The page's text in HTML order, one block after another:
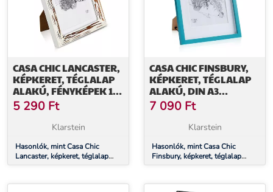
CASA CHIC LANCASTER,
KÉPKERET, TÉGLALAP
ALAKÚ, FÉNYKÉPEK 17
X 12 CM, PASZPARTU, FA
5 290 Ft
Klarstein
Hasonlók, mint Casa Chic
Lancaster, képkeret, téglalap
alakú, fényképek 17 x 12 cm,
CASA CHIC FINSBURY,
KÉPKERET, TÉGLALAP
ALAKÚ, DIN A3
FÉNYKÉPEK,
PASZPARTU, PLEXI
7 090 Ft
Klarstein
Hasonlók, mint Casa Chic
Finsbury, képkeret, téglalap
alakú, DIN A3 fényképek,